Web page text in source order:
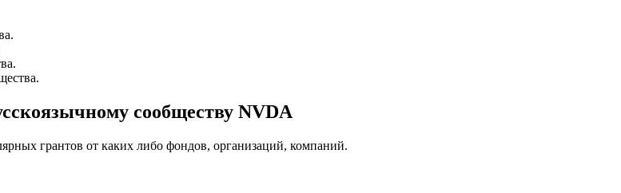
сообществу NVDA
грантов от каких либо фондов, организаций, компаний.